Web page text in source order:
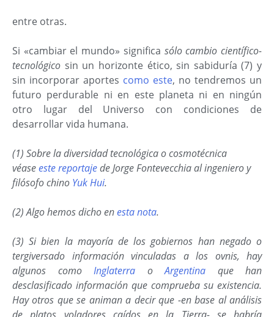
entre otras.
Si «cambiar el mundo» significa sólo cambio científico-
tecnológico sin un horizonte ético, sin sabiduría (7) y
sin incorporar aportes como este, no tendremos un
futuro perdurable ni en este planeta ni en ningún
otro lugar del Universo con condiciones de
desarrollar vida humana.
(1) Sobre la diversidad tecnológica o cosmotécnica
véaseeste reportajede Jorge Fontevecchia al ingeniero y
filósofo chino Yuk Hui.
(2) Algo hemos dicho enesta nota.
(3) Si bien la mayoría de los gobiernos han negado o
tergiversado información vinculadas a los ovnis, hay
algunos como Inglaterra oArgentina que han
desclasificado información que comprueba su existencia.
Hay otros que se animan a decir que -en base al análisis